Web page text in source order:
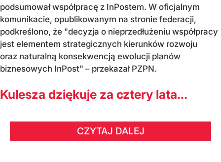
podsumował współpracę z InPostem. W oficjalnym
komunikacie, opublikowanym na stronie federacji,
podkreślono, że "decyzja o nieprzedłużeniu współpracy
jest elementem strategicznych kierunków rozwoju
oraz naturalną konsekwencją ewolucji planów
biznesowych InPost" – przekazał PZPN.
Kulesza dziękuje za cztery lata...
CZYTAJ DALEJ